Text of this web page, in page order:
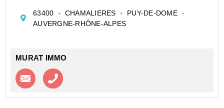
en commun et de toutes les commodités.
Il est composé d'...
63400 CHAMALIERES
PUY-DE-DOME
AUVERGNE-RHÔNE-ALPES
MURAT IMMO
Contacter l'agence